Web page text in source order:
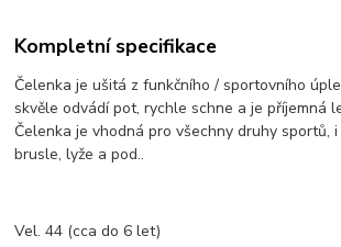
Kompletní specifikace
Čelenka je ušitá z funkčního / sportovního
skvěle odvádí pot, rychle schne a je příjemná
Čelenka je vhodná pro všechny druhy sportů,
brusle, lyže a pod..
Vel. 44 (cca do 6 let)